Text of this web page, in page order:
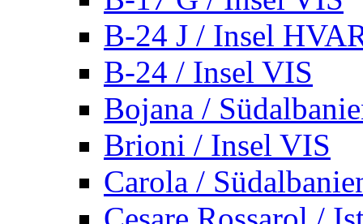
B-24 J / Insel
B-24 / Insel VIS
Bojana /
Brioni / Insel VIS
Carola /